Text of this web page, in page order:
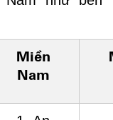
Miền
Nam